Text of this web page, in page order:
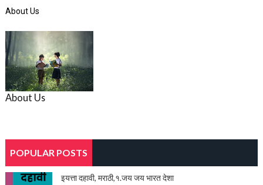
About Us
About Us
POPULAR POSTS
इयत्ता दहावी, मराठी,१.जय जय भारत देशा